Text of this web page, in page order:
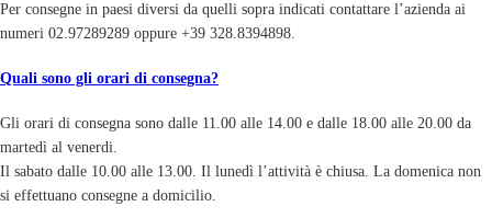
Per consegne in paesi diversi da quelli sopra indicati contattare l’azienda ai
numeri 02.97289289 oppure +39 328.8394898.
Quali sono gli orari di consegna?
Gli orari di consegna sono dalle 11.00 alle 14.00 e dalle 18.00 alle 20.00 da
martedì al venerdi.
Il sabato dalle 10.00 alle 13.00. Il lunedì l’attività è chiusa. La domenica non
si effettuano consegne a domicilio.